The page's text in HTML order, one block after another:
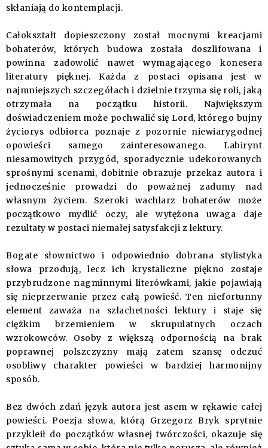
skłaniają do kontemplacji.
Całokształt dopieszczony został mocnymi kreacjami
bohaterów, których budowa została doszlifowana i
powinna zadowolić nawet wymagającego konesera
literatury pięknej. Każda z postaci opisana jest w
najmniejszych szczegółach i dzielnie trzyma się roli, jaką
otrzymała na początku historii. Największym
doświadczeniem może pochwalić się Lord, którego bujny
życiorys odbiorca poznaje z pozornie niewiarygodnej
opowieści samego zainteresowanego. Labirynt
niesamowitych przygód, sporadycznie udekorowanych
sprośnymi scenami, dobitnie obrazuje przekaz autora i
jednocześnie prowadzi do poważnej zadumy nad
własnym życiem. Szeroki wachlarz bohaterów może
początkowo mydlić oczy, ale wytężona uwaga daje
rezultaty w postaci niemałej satysfakcji z lektury.
Bogate słownictwo i odpowiednio dobrana stylistyka
słowa przodują, lecz ich krystaliczne piękno zostaje
przybrudzone nagminnymi literówkami, jakie pojawiają
się nieprzerwanie przez całą powieść. Ten niefortunny
element zaważa na szlachetności lektury i staje się
ciężkim brzemieniem w skrupulatnych oczach
wzrokowców. Osoby z większą odpornością na brak
poprawnej polszczyzny mają zatem szansę odczuć
osobliwy charakter powieści w bardziej harmonijny
sposób.
Bez dwóch zdań język autora jest asem w rękawie całej
powieści. Poezja słowa, którą Grzegorz Bryk sprytnie
przykleił do początków własnej twórczości, okazuje się